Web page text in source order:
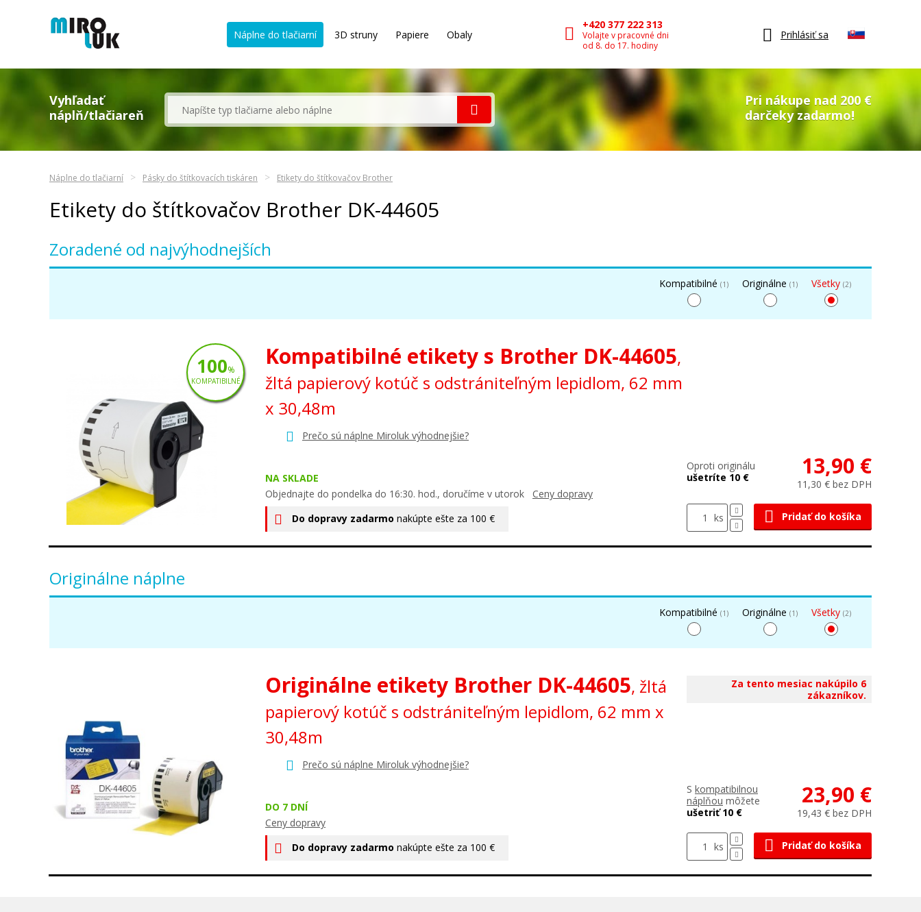
Náplne do tlačiarní 3D struny Papiere Obaly
+420 377 222 313
Volajte v pracovné dni
od 8. do 17. hodiny
Prihlásiť sa
Vyhľadať
náplň/tlačiareň
Pri nákupe nad 200 €
darčeky zadarmo!
Náplne do tlačiarní Pásky do štítkovacích tiskáren Etikety do štítkovačov Brother
Etikety do štítkovačov Brother DK-44605
Zoradené od najvýhodnejších
Kompatibilné (1) Originálne (1) Všetky (2)
Kompatibilné etikety s Brother DK-44605,
žltá papierový kotúč s odstrániteľným lepidlom, 62 mm
x 30,48m
Prečo sú náplne Miroluk výhodnejšie?
NA SKLADE
Objednajte do pondelka do 16:30. hod., doručíme v utorok Ceny dopravy
Do dopravy zadarmo nakúpte ešte za 100 €
Oproti originálu
ušetríte 10 €
13,90 €
11,30 € bez DPH
ks Pridať do košíka
100%
KOMPATIBILNÉ
Originálne náplne
Kompatibilné (1) Originálne (1) Všetky (2)
Originálne etikety Brother DK-44605, žltá
papierový kotúč s odstrániteľným lepidlom, 62 mm x
30,48m
Prečo sú náplne Miroluk výhodnejšie?
DO 7 DNÍ
Ceny dopravy
Do dopravy zadarmo nakúpte ešte za 100 €
Za tento mesiac nakúpilo 6
zákazníkov.
S kompatibilnou
náplňou môžete
ušetriť 10 €
23,90 €
19,43 € bez DPH
ks Pridať do košíka